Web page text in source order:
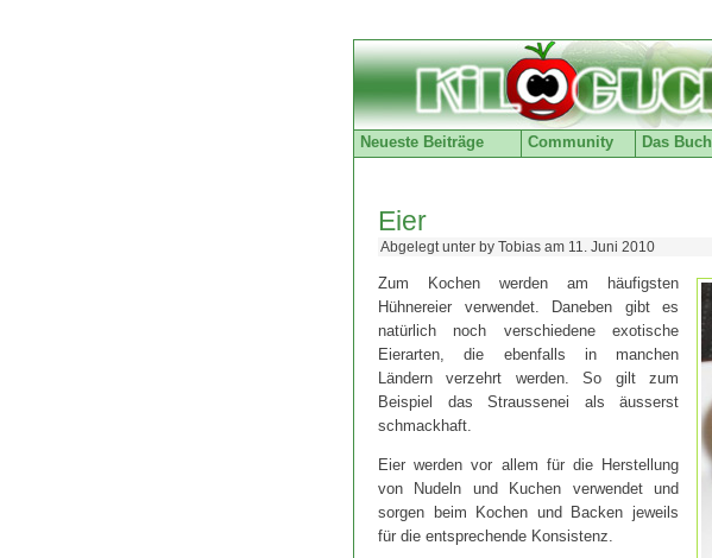
Neueste Beiträge Community Das Buch
Eier
Abgelegt unter by Tobias am 11. Juni 2010
Zum Kochen werden am häufigsten
Hühnereier verwendet. Daneben gibt es
natürlich noch verschiedene exotische
Eierarten, die ebenfalls in manchen
Ländern verzehrt werden. So gilt zum
Beispiel das Straussenei als äusserst
schmackhaft.
Eier werden vor allem für die Herstellung
von Nudeln und Kuchen verwendet und
sorgen beim Kochen und Backen jeweils
für die entsprechende Konsistenz.